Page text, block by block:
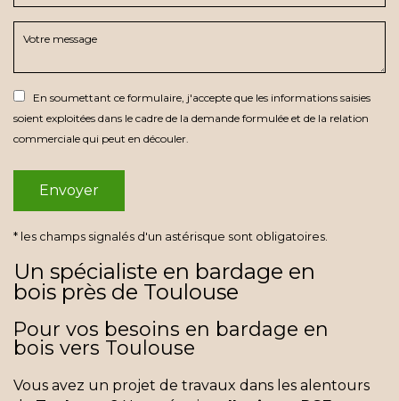
En soumettant ce formulaire, j'accepte que les informations saisies
soient exploitées dans le cadre de la demande formulée et de la relation
commerciale qui peut en découler.
* les champs signalés d'un astérisque sont obligatoires.
Un spécialiste en bardage en
bois près de Toulouse
Pour vos besoins en bardage en
bois vers Toulouse
Vous avez un projet de travaux dans les alentours